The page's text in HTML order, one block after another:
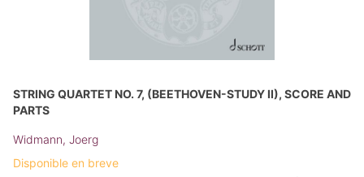
STRING QUARTET NO. 7, (BEETHOVEN-STUDY II), SCORE AND
PARTS
Widmann, Joerg
Disponible en breve